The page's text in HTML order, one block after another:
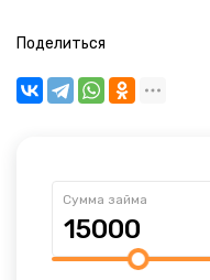
Поделиться
Сумма займа